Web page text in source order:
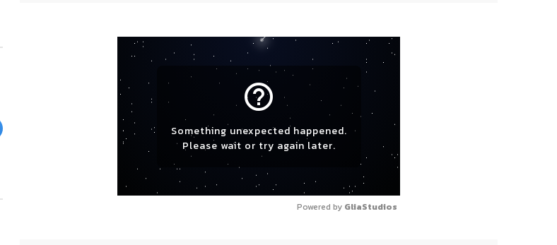
help_outline
Something unexpected happened.
Please wait or try again later.
Powered by GliaStudios